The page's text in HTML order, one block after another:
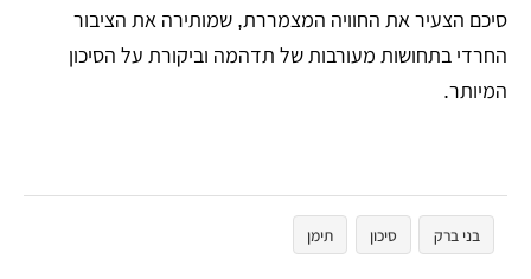
סיכם הצעיר את החוויה המצמררת, שמותירה את הציבור
החרדי בתחושות מעורבות של תדהמה וביקורת על הסיכון
המיותר.
בני ברק סיכון תימן